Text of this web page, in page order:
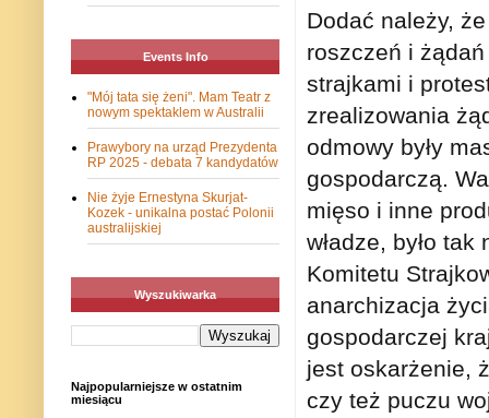
Dodać należy,
roszczeń i żądań
strajkami i
zrealizowania
odmowy były
gospodarczą.
mięso i inne
władze, było
Komitetu
anarchizacja
gospodarczej
jest oskarżenie,
czy też puczu
Events Info
"Mój tata się żeni". Mam Teatr z
nowym spektaklem w Australii
Prawybory na urząd Prezydenta
RP 2025 - debata 7 kandydatów
Nie żyje Ernestyna Skurjat-
Kozek - unikalna postać Polonii
australijskiej
Wyszukiwarka
Najpopularniejsze w ostatnim
miesiącu